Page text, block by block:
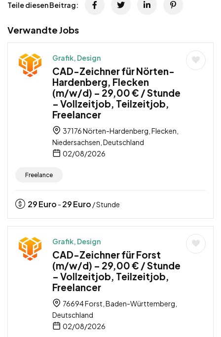
Teile diesen Beitrag:
Verwandte Jobs
Grafik, Design
CAD-Zeichner für Nörten-
Hardenberg, Flecken
(m/w/d) – 29,00 € / Stunde
– Vollzeitjob, Teilzeitjob,
Freelancer
37176 Nörten-Hardenberg, Flecken,
Niedersachsen, Deutschland
02/08/2026
Freelance
29Euro - 29Euro / Stunde
Grafik, Design
CAD-Zeichner für Forst
(m/w/d) – 29,00 € / Stunde
– Vollzeitjob, Teilzeitjob,
Freelancer
76694 Forst, Baden-Württemberg,
Deutschland
02/08/2026